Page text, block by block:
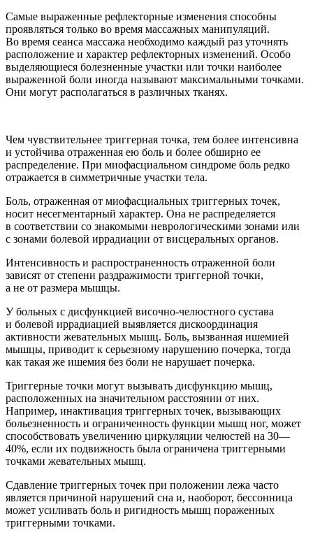
Самые выраженные рефлекторные изменения способны
проявляться только во время массажных манипуляций.
Во время сеанса массажа необходимо каждый раз уточнять
расположение и характер рефлекторных изменений. Особо
выделяющиеся болезненные участки или точки наиболее
выраженной боли иногда называют максимальными точками.
Они могут располагаться в различных тканях.
Чем чувствительнее триггерная точка, тем более интенсивна
и устойчива отраженная ею боль и более обширно ее
распределение. При миофасциальном синдроме боль редко
отражается в симметричные участки тела.
Боль, отраженная от миофасциальных триггерных точек,
носит несегментарный характер. Она не распределяется
в соответствии со знакомыми неврологическими зонами или
с зонами болевой иррадиации от висцеральных органов.
Интенсивность и распространенность отраженной боли
зависят от степени раздражимости триггерной точки,
а не от размера мышцы.
У больных с дисфункцией височно-челюстного сустава
и болевой иррадиацией выявляется дискоординация
активности жевательных мышц. Боль, вызванная ишемией
мышцы, приводит к серьезному нарушению почерка, тогда
как такая же ишемия без боли не нарушает почерка.
Триггерные точки могут вызывать дисфункцию мышц,
расположенных на значительном расстоянии от них.
Например, инактивация триггерных точек, вызывающих
больезненность и ограниченность функции мышц ног, может
способствовать увеличению циркуляции челюстей на 30—
40%, если их подвижность была ограничена триггерными
точками жевательных мышц.
Сдавление триггерных точек при положении лежа часто
является причиной нарушений сна и, наоборот, бессонница
может усиливать боль и ригидность мышц пораженных
триггерными точками.